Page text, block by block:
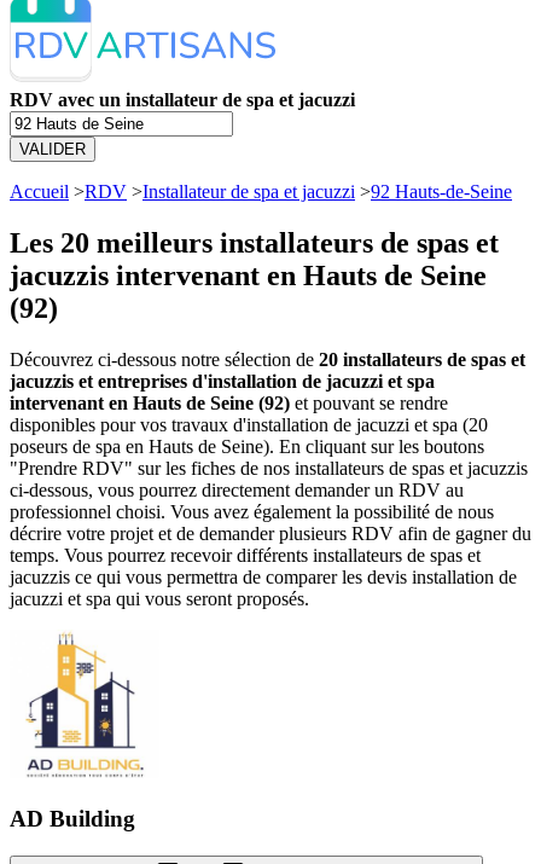
RDV avec un installateur de spa et jacuzzi
VALIDER
Accueil >RDV >Installateur de spa et jacuzzi >92 Hauts-de-Seine
Les 20 meilleurs installateurs de spas et
jacuzzis intervenant en Hauts de Seine
(92)
Découvrez ci-dessous notre sélection de 20 installateurs de spas et
jacuzzis et entreprises d'installation de jacuzzi et spa
intervenant en Hauts de Seine (92) et pouvant se rendre
disponibles pour vos travaux d'installation de jacuzzi et spa (20
poseurs de spa en Hauts de Seine). En cliquant sur les boutons
"Prendre RDV" sur les fiches de nos installateurs de spas et jacuzzis
ci-dessous, vous pourrez directement demander un RDV au
professionnel choisi. Vous avez également la possibilité de nous
décrire votre projet et de demander plusieurs RDV afin de gagner du
temps. Vous pourrez recevoir différents installateurs de spas et
jacuzzis ce qui vous permettra de comparer les devis installation de
jacuzzi et spa qui vous seront proposés.
AD Building